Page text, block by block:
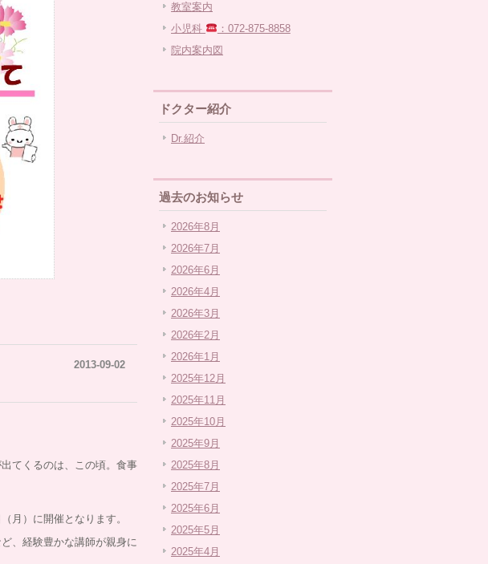
2013-09-02
てくるのは、この頃。食事
月）に開催となります。
、経験豊かな講師が親身に
教室案内
小児科
：072-875-8858
院内案内図
ドクター紹介
Dr.紹介
過去のお知らせ
2026年8月
2026年7月
2026年6月
2026年4月
2026年3月
2026年2月
2026年1月
2025年12月
2025年11月
2025年10月
2025年9月
2025年8月
2025年7月
2025年6月
2025年5月
2025年4月